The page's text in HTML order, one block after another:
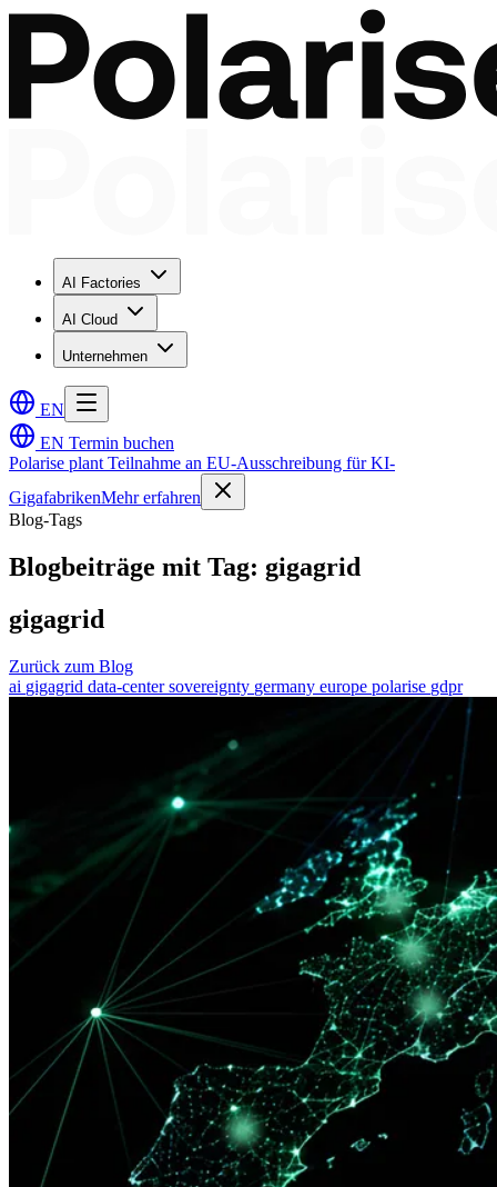
AI Factories
AI Cloud
Unternehmen
EN
EN Termin buchen
Polarise plant Teilnahme an EU-Ausschreibung für KI-
GigafabrikenMehr erfahren
Blog-Tags
Blogbeiträge mit Tag: gigagrid
gigagrid
Zurück zum Blog
ai gigagrid data-centersovereignty germany europe polarise gdpr